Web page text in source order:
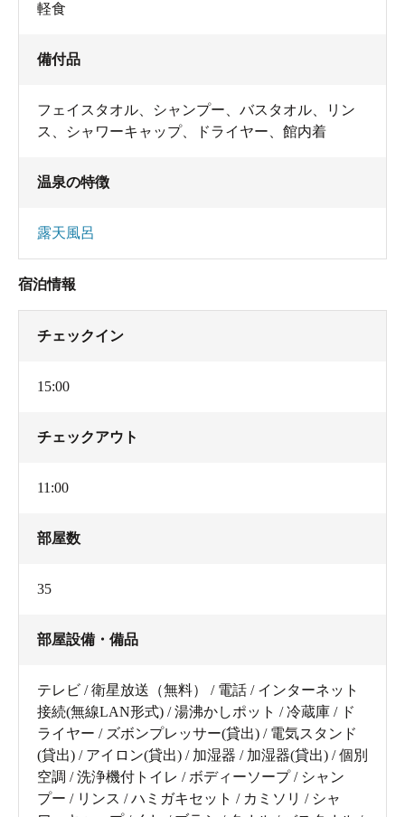
軽食
備付品
フェイスタオル シャンプー バスタオル
リン
ス
シャワーキャップ、 ドライヤー 館内着
温泉の特徴
露天風呂
宿泊情報
チェックイン
15:00
チェックアウト
11:00
部屋数
35
部屋設備・備品
テレビ / 衛星放送（無料） / 電話 / インターネット
接続(無線LAN形式) / 湯沸かしポット / 冷蔵庫 / ド
ライヤー / ズボンプレッサー(貸出) / 電気スタンド
(貸出) / アイロン(貸出) / 加湿器 / 加湿器(貸出) / 個別
空調 / 洗浄機付トイレ / ボディーソープ / シャン
プー / リンス / ハミガキセット / カミソリ / シャ